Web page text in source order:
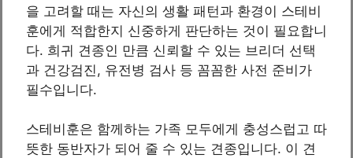
을 고려할 때는 자신의 생활 패턴과 환경이 스테비
훈에게 적합한지 신중하게 판단하는 것이 필요합니
다. 희귀 견종인 만큼 신뢰할 수 있는 브리더 선택
과 건강검진, 유전병 검사 등 꼼꼼한 사전 준비가
필수입니다.
스테비훈은 함께하는 가족 모두에게 충성스럽고 따
뜻한 동반자가 되어 줄 수 있는 견종입니다. 이 견